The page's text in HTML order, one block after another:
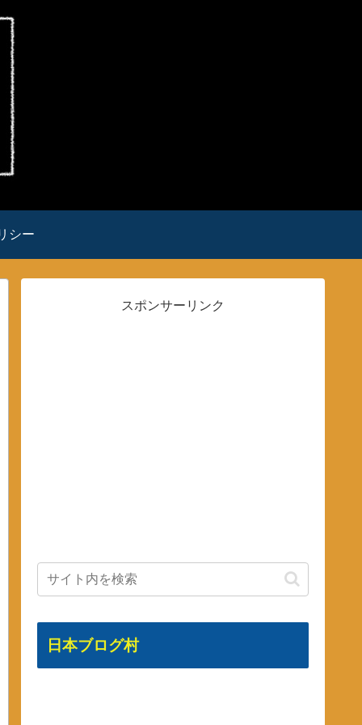
シー
スポンサーリンク
日本ブログ村